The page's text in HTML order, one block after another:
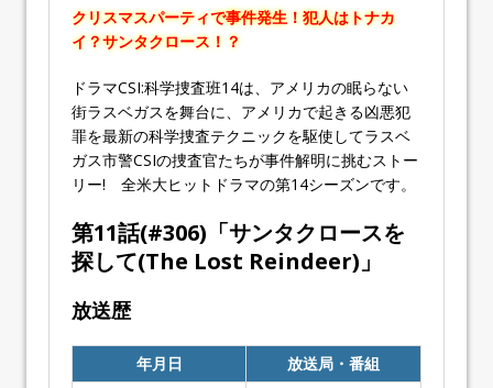
クリスマスパーティで事件発生！犯人はトナカ
イ？サンタクロース！？
ドラマCSI:科学捜査班14は、アメリカの眠らない
街ラスベガスを舞台に、アメリカで起きる凶悪犯
罪を最新の科学捜査テクニックを駆使してラスベ
ガス市警CSIの捜査官たちが事件解明に挑むストー
リー! 全米大ヒットドラマの第14シーズンです。
第11話(#306)「サンタクロースを
探して(The Lost Reindeer)」
放送歴
年月日
放送局・番組